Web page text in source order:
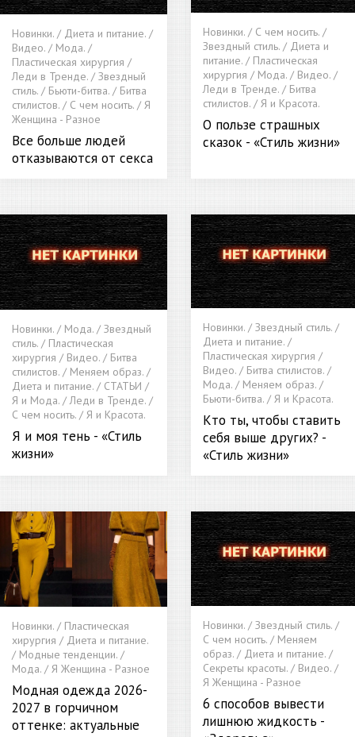
Новинки. / Диета и питание. /
Видео. / Мода. /
Пластическая хирургия /
Леди в Тренде. / Звездный
стиль. / Бьюти-битва. / Битва
стилистов. / С чем носить. / Я
Женщина - Разное
Все больше людей
отказываются от секса
Новинки. / С чем носить. /
Звездный стиль. / Диета и
питание. / Пластическая
хирургия / Мода. / Видео. /
Леди в Тренде. / Битва
стилистов. / Я и Красота.
О пользе страшных
сказок - «Стиль жизни»
Новинки. / Мода. / Звездный
стиль. / Пластическая
хирургия / Видео. / Битва
стилистов. / Меняем образ. /
Диета и питание. / СТАТЬИ /
Я и Мода. / Леди в Тренде. /
С чем носить. / Я и Красота.
Я и моя тень - «Стиль
жизни»
Новинки. / Звездный стиль. /
Диета и питание. /
Пластическая хирургия /
Видео. / Битва стилистов. /
Мода. / Меняем образ. /
Бьюти-битва. / Я и Красота.
Кто ты, чтобы ставить
себя выше других? -
«Стиль жизни»
Новинки. / Пластическая
хирургия / Диета и питание.
/ Модные тенденции. /
Мода. / Я Женщина - Разное
Модная одежда 2026-
2027 в горчичном
оттенке: актуальные
Новинки. / Звездный стиль. /
С чем носить. / Меняем
образ. / Диета и питание. /
Секреты красоты. / Видео. /
Я Женщина - Разное
6 способов вывести
лишнюю жидкость -